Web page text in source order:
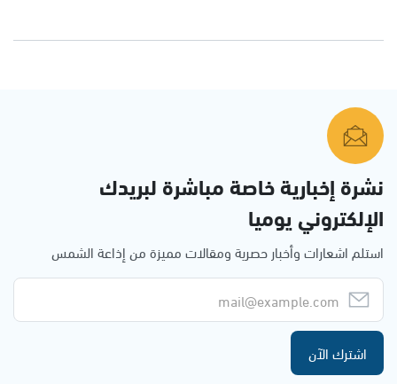
نشرة إخبارية خاصة مباشرة لبريدك
الإلكتروني يوميا
استلم اشعارات وأخبار حصرية ومقالات مميزة من إذاعة الشمس
اشترك الآن